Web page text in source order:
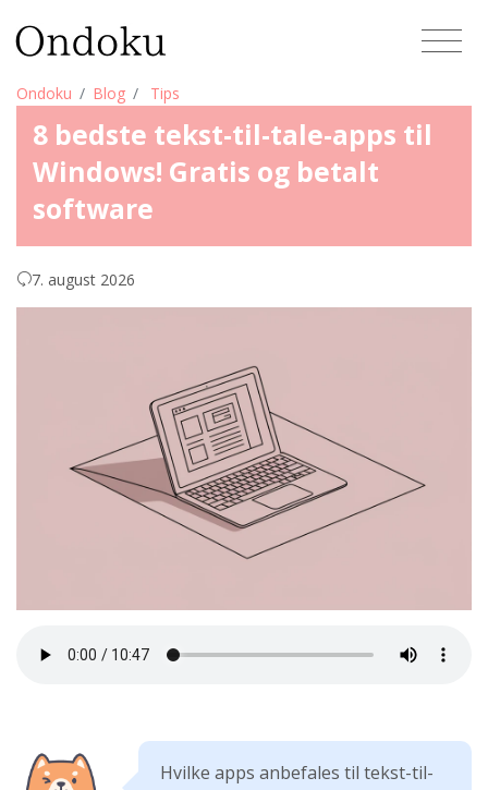
Ondoku Blog Tips
8 bedste tekst-til-tale-apps til
Windows! Gratis og betalt
software
7. august 2026
Hvilke apps anbefales til tekst-til-